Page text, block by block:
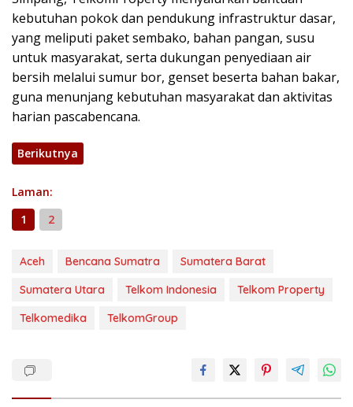
kebutuhan pokok dan pendukung infrastruktur dasar,
yang meliputi paket sembako, bahan pangan, susu
untuk masyarakat, serta dukungan penyediaan air
bersih melalui sumur bor, genset beserta bahan bakar,
guna menunjang kebutuhan masyarakat dan aktivitas
harian pascabencana.
Berikutnya
Laman:
1
2
Aceh Bencana Sumatra
Sumatera Barat
Sumatera Utara
Telkom Indonesia
Telkom Property
Telkomedika
TelkomGroup